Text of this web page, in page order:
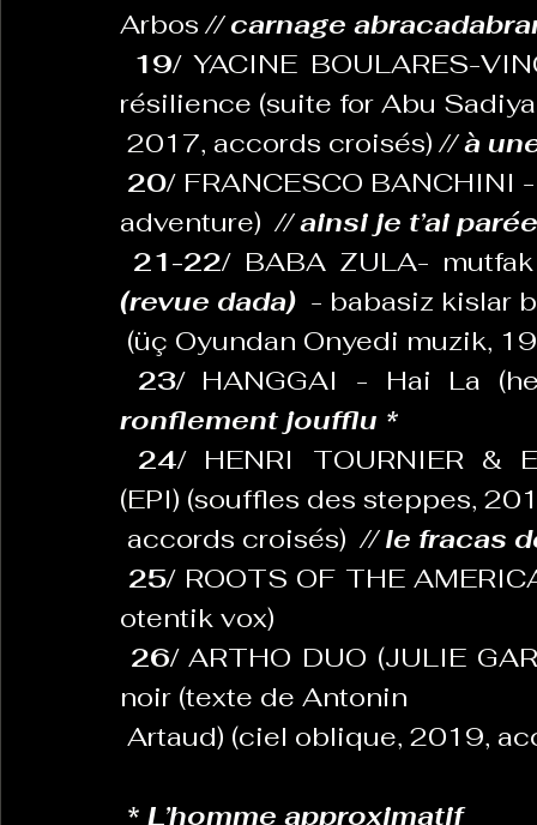
Arbos // carnage
19/ YACINE BOULARES-
résilience (suite for Abu Sadiya
2017, accords croisés) // à
20/ FRANCESCO BANCHINI
adventure) // ainsi je t’ai parée
21-22/ BABA ZULA-
(revue dada) - babasiz kislar
(üç Oyundan Onyedi muzik,
23/ HANGGAI - Hai La
ronflement joufflu *
24/ HENRI TOURNIER &
(EPI) (souffles des steppes,
accords croisés) // le fracas
25/ ROOTS OF THE
otentik vox)
26/ ARTHO DUO (JULIE
noir (texte de Antonin
Artaud) (ciel oblique, 2019,
* L’homme approximatif